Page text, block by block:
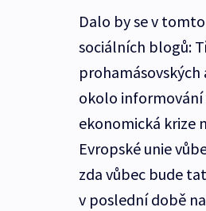
Dalo by se v
sociálních blogů:
okolo informování
ekonomická krize
Evropské unie
zda vůbec bude
v poslední době